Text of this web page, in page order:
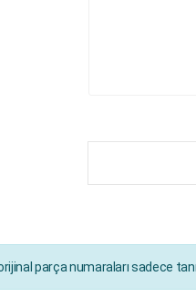
parça numaraları sadece